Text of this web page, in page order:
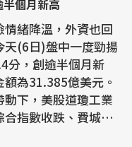
升創逾半個月新高
緒降溫，外資也回
天(6日)盤中一度勁揚
分，創逾半個月新
為31.385億美元。
下，美股道瓊工業
指數收跌、費城半